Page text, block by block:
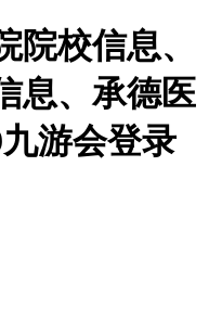
院校信息、
息、承德医
游会登录